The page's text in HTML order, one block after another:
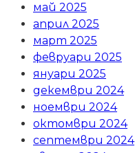
май 2025
април 2025
март 2025
февруари 2025
януари 2025
декември 2024
ноември 2024
октомври 2024
септември 2024